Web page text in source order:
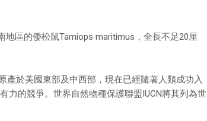
區的倭松鼠Tamiops maritimus，全長不足20厘
產於美國東部及中西部，現在已經隨著人類成功入
力的競爭。世界自然物種保護聯盟IUCN將其列為世